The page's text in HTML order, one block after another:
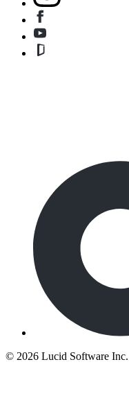
© 2026 Lucid Software Inc.